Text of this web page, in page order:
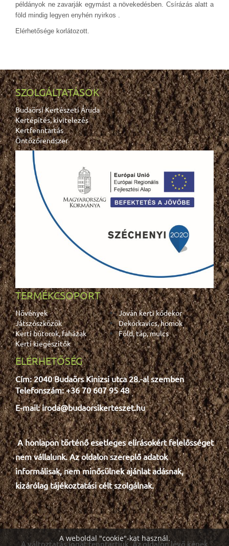
A weboldal "cookie"-kat használ.
példányok ne zavarják egymást a növekedésben. Csírázás alatt a
föld mindig legyen enyhén nyirkos .
Elérhetősége korlátozott.
SZOLGÁLTATÁSOK
Budaörsi Kertészeti Áruda
Kertépítés, kivitelezés
Kertfenntartás
Öntözőrendszer
TERMÉKCSOPORT
Növények
Jován kerti kődekor
Játszószközök
Dekorkavics, homok
Kerti bútorok, faházak
Föld, táp, mulcs
Kerti kiegészítők
ELÉRHETŐSÉG
Cím: 2040 Budaörs Kinizsi utca 28.-al szemben
Telefonszám: +36 70 607 95 48
E-mail: iroda@budaorsikerteszet.hu
A honlapon történő esetleges elírásokért felelősséget
nem vállalunk. Az oldalon szereplő adatok
informálisak, nem minősülnek ajánlat adásnak,
kizárólag tájékoztatási célt szolgálnak.
A változtatás jogát fenntartjuk. Az oldalon lévő képek